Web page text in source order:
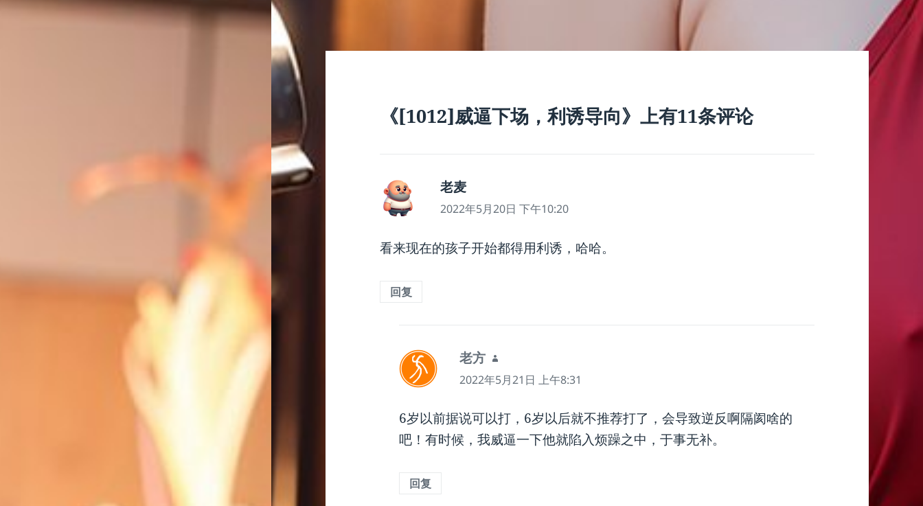
《[1012]威逼下场，利诱导向》上有11条评论
老麦
道：
2022年5月20日 下午10:20
看来现在的孩子开始都得用利诱，哈哈。
回复
老方
说
道：
2022年5月21日 上午8:31
6岁以前据说可以打，6岁以后就不推荐打了，会导致逆反啊隔阂啥的
吧！有时候，我威逼一下他就陷入烦躁之中，于事无补。
回复